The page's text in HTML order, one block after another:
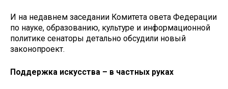
И на недавнем заседании Комитета овета Федерации
по науке, образованию, культуре и информационной
политике сенаторы детально обсудили новый
законопроект.
Поддержка искусства – в частных руках